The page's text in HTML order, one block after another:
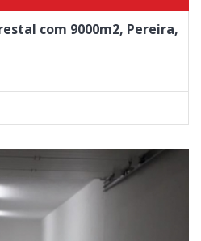
com 9000m2, Pereira,